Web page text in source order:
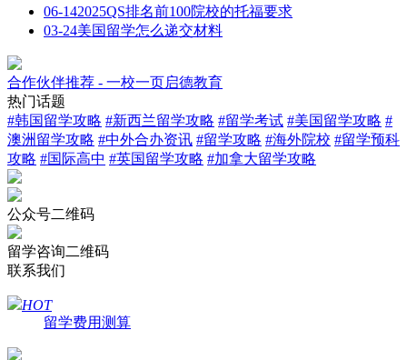
06-142025QS排名前100院校的托福要求
03-24美国留学怎么递交材料
合作伙伴推荐 - 一校一页启德教育
热门话题
#韩国留学攻略 #新西兰留学攻略 #留学考试 #美国留学攻略 #
澳洲留学攻略 #中外合办资讯 #留学攻略 #海外院校 #留学预科
攻略 #国际高中 #英国留学攻略 #加拿大留学攻略
公众号二维码
留学咨询二维码
联系我们
HOT
留学费用测算